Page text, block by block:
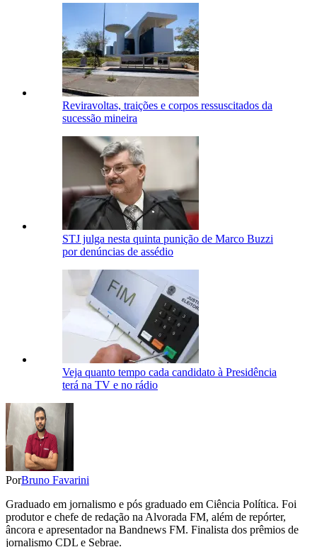
Reviravoltas, traições e corpos ressuscitados da
sucessão mineira
STJ julga nesta quinta punição de Marco Buzzi
por denúncias de assédio
Veja quanto tempo cada candidato à Presidência
terá na TV e no rádio
PorBruno Favarini
Graduado em jornalismo e pós graduado em Ciência Política. Foi
produtor e chefe de redação na Alvorada FM, além de repórter,
âncora e apresentador na Bandnews FM. Finalista dos prêmios de
jornalismo CDL e Sebrae.